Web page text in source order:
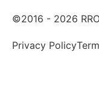
©2016 - 2026
Privacy Policy